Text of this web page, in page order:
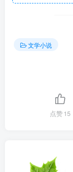
文学小说
点赞15